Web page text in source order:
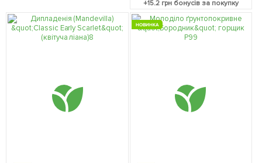
+15.2 грн бонусів за покупку
НОВИНКА